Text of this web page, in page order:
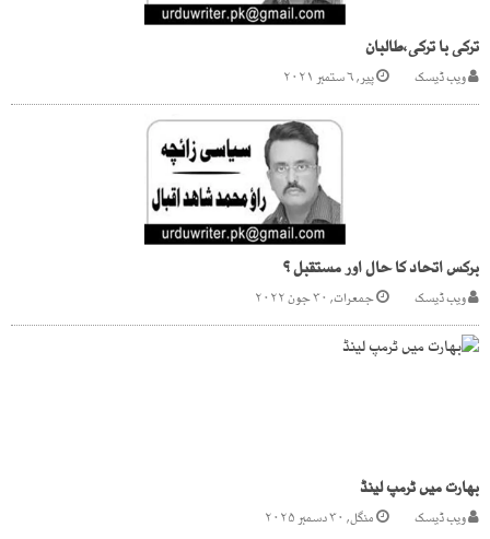
ترکی با ترکی،طالبان
ویب ڈیسک پیر, ۶ ستمبر ۲۰۲۱
برکس اتحاد کا حال اور مستقبل ؟
ویب ڈیسک جمعرات, ۳۰ جون ۲۰۲۲
بھارت میں ٹرمپ لینڈ
ویب ڈیسک منگل, ۳۰ دسمبر ۲۰۲۵